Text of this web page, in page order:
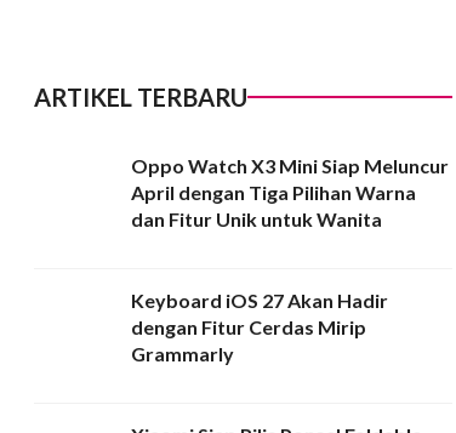
ARTIKEL TERBARU
Oppo Watch X3 Mini Siap Meluncur
April dengan Tiga Pilihan Warna
dan Fitur Unik untuk Wanita
Keyboard iOS 27 Akan Hadir
dengan Fitur Cerdas Mirip
Grammarly